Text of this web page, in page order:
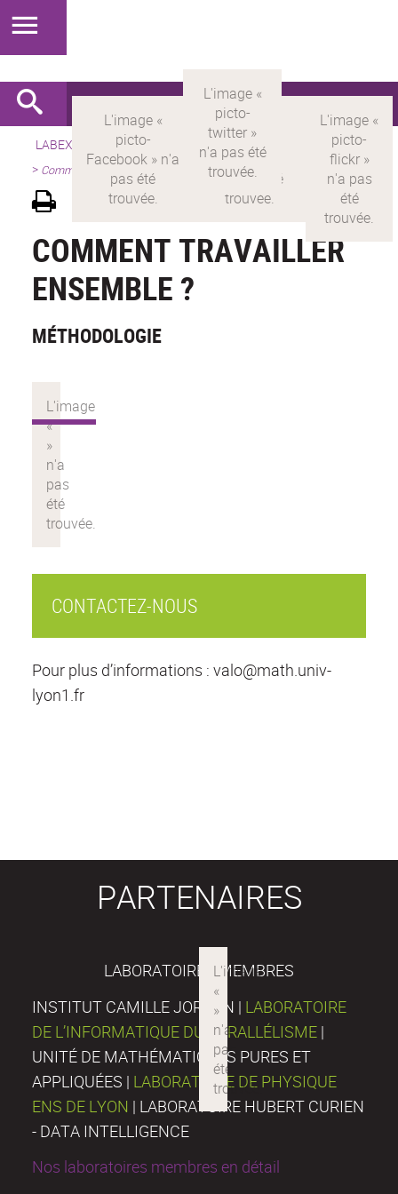
LABEX > LABEX MILYON Version française
Présentation
> Comment travailler ensemble ?
COMMENT TRAVAILLER
ENSEMBLE ?
MÉTHODOLOGIE
CONTACTEZ-NOUS
Pour plus d’informations : valo@math.univ-
lyon1.fr
PARTENAIRES
LABORATOIRES MEMBRES
INSTITUT CAMILLE JORDAN | LABORATOIRE
DE L’INFORMATIQUE DU PARALLÉLISME |
UNITÉ DE MATHÉMATIQUES PURES ET
APPLIQUÉES | LABORATOIRE DE PHYSIQUE
ENS DE LYON | LABORATOIRE HUBERT CURIEN
- DATA INTELLIGENCE
Nos laboratoires membres en détail